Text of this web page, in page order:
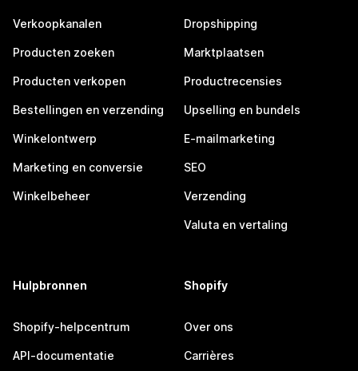
Verkoopkanalen
Producten zoeken
Producten verkopen
Bestellingen en verzending
Winkelontwerp
Marketing en conversie
Winkelbeheer
Dropshipping
Marktplaatsen
Productrecensies
Upselling en bundels
E-mailmarketing
SEO
Verzending
Valuta en vertaling
Hulpbronnen
Shopify-helpcentrum
API-documentatie
Shopify
Over ons
Carrières